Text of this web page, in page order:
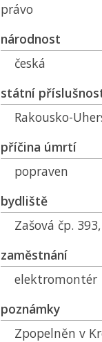
právo
národnost
česká
státní
Rakousko-
příčina úmrtí
popraven
bydliště
Zašová čp.
zaměstnání
elektromontér
poznámky
Zpopelněn v